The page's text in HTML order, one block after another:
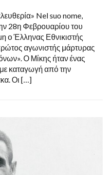
Nel suo nome,
28η Φεβρουαρίου του
ο Έλληνας Εθνικιστής
αγωνιστής μάρτυρας
Ο Μίκης ήταν ένας
με καταγωγή από την
Οι […]